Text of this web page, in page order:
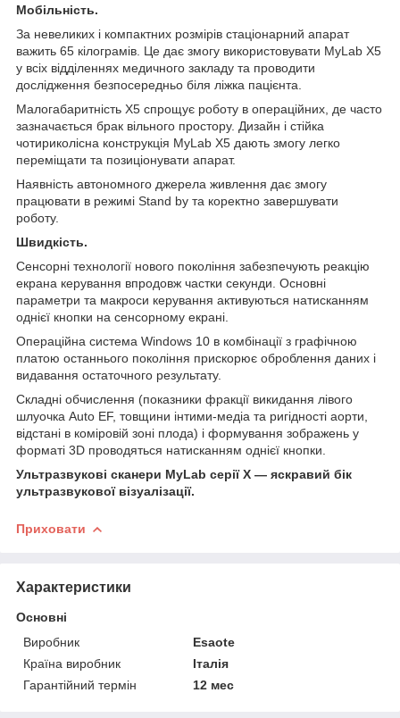
Мобільність.
За невеликих і компактних розмірів стаціонарний апарат
важить 65 кілограмів. Це дає змогу використовувати MyLab X5
у всіх відділеннях медичного закладу та проводити
дослідження безпосередньо біля ліжка пацієнта.
Малогабаритність X5 спрощує роботу в операційних, де часто
зазначається брак вільного простору. Дизайн і стійка
чотириколісна конструкція MyLab X5 дають змогу легко
переміщати та позиціонувати апарат.
Наявність автономного джерела живлення дає змогу
працювати в режимі Stand by та коректно завершувати
роботу.
Швидкість.
Сенсорні технології нового покоління забезпечують реакцію
екрана керування впродовж частки секунди. Основні
параметри та макроси керування активуються натисканням
однієї кнопки на сенсорному екрані.
Операційна система Windows 10 в комбінації з графічною
платою останнього покоління прискорює оброблення даних і
видавання остаточного результату.
Складні обчислення (показники фракції викидання лівого
шлуочка Auto EF, товщини інтими-медіа та ригідності аорти,
відстані в коміровій зоні плода) і формування зображень у
форматі 3D проводяться натисканням однієї кнопки.
Ультразвукові сканери MyLab серії X — яскравий бік
ультразвукової візуалізації.
Приховати
Характеристики
Основні
Виробник
Esaote
Країна виробник
Італія
Гарантійний термін
12 мес